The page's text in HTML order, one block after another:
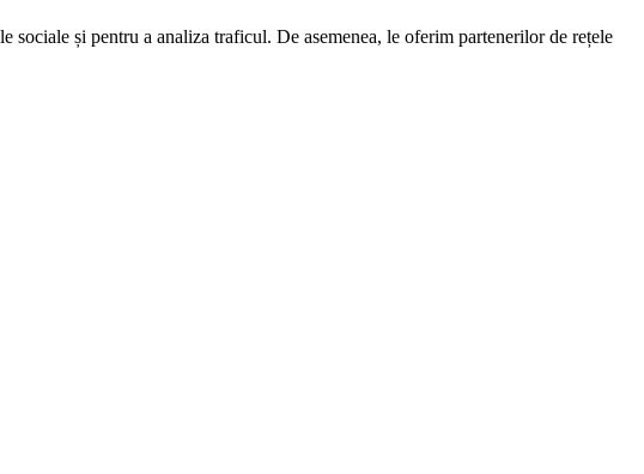
și pentru a analiza traficul. De asemenea, le oferim partenerilor de rețele